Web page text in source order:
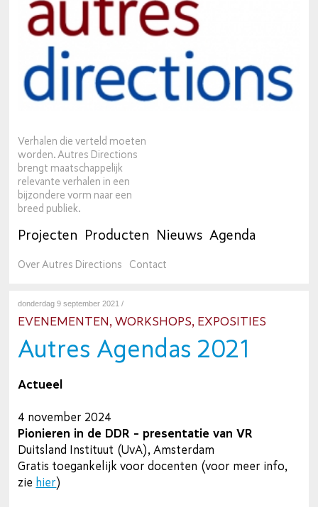
Verhalen die verteld moeten
worden. Autres Directions
brengt maatschappelijk
relevante verhalen in een
bijzondere vorm naar een
breed publiek.
Projecten Producten Nieuws Agenda
Over Autres Directions Contact
donderdag 9 september 2021 /
EVENEMENTEN, WORKSHOPS, EXPOSITIES
Autres Agendas 2021
Actueel
4 november 2024
Pionieren in de DDR - presentatie van VR
Duitsland Instituut (UvA), Amsterdam
Gratis toegankelijk voor docenten (voor meer info,
zie hier)